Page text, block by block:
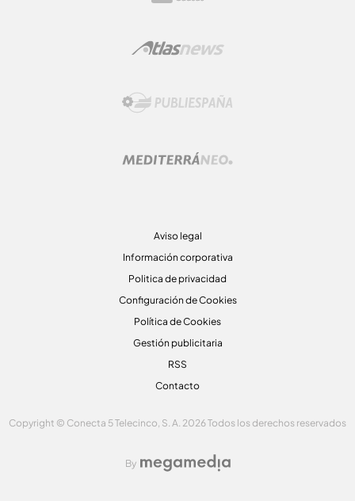
Aviso legal
Información corporativa
Politica de privacidad
Configuración de Cookies
Política de Cookies
Gestión publicitaria
RSS
Contacto
Copyright © Conecta 5 Telecinco, S. A. 2026 Todos los derechos reservados
By